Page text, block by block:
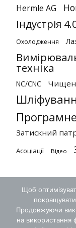
Hermle AG
Індустрія
Охолодження
техніка
NC/CNC
Затискний
Асоціації Відео
Щоб
Продовжуючи
на використання